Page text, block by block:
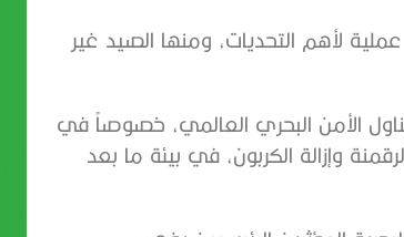
لأهم التحديات، ومنها الصيد غير
الأمن البحري العالمي، خصوصاً في
وإزالة الكربون، في بيئة ما بعد